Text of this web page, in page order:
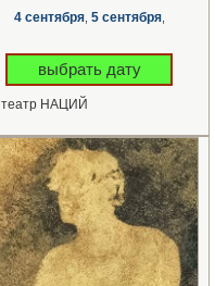
4 сентября, 5 сентября,
выбрать дату
театр НАЦИЙ